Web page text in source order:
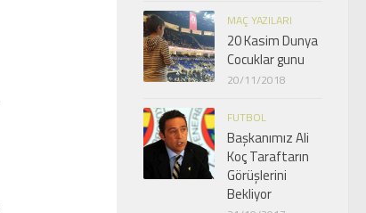
MAÇ YAZILARI
20 Kasim Dunya
Cocuklar gunu
20/11/2018
FUTBOL
Başkanımız Ali
Koç Taraftarın
Görüşlerini
Bekliyor